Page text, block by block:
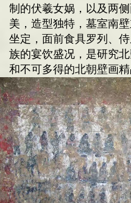
制的伏羲女娲，以及两
美，造型独特，墓室南
坐定，面前食具罗列、
族的宴饮盛况，是研究
和不可多得的北朝壁画